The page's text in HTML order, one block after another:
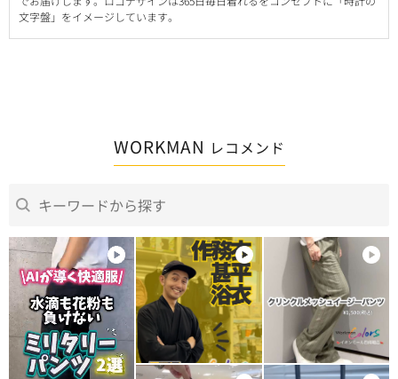
文字盤」をイメージしています。
WORKMAN レコメンド